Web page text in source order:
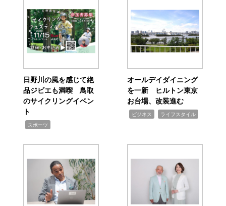
日野川の風を感じて絶
品ジビエも満喫 鳥取
のサイクリングイベン
ト
スポーツ
オールデイダイニング
を一新 ヒルトン東京
お台場、改装進む
ビジネス ライフスタイル